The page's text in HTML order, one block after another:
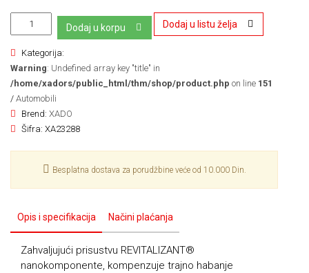
Dodaj u korpu Dodaj u listu želja
Kategorija:
Warning: Undefined array key "title" in
/home/xadors/public_html/thm/shop/product.php on line 151
/ Automobili
Brend: XADO
Šifra: XA23288
Besplatna dostava za porudžbine veće od 10.000 Din.
Opis i specifikacija Načini plaćanja
Zahvaljujući prisustvu REVITALIZANT®
nanokomponente, kompenzuje trajno habanje